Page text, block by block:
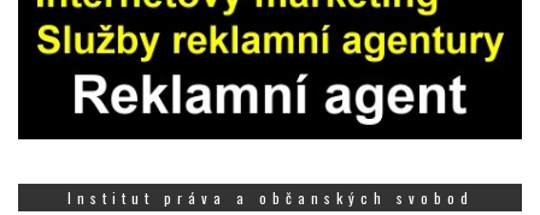
Institut práva a občanských svobod